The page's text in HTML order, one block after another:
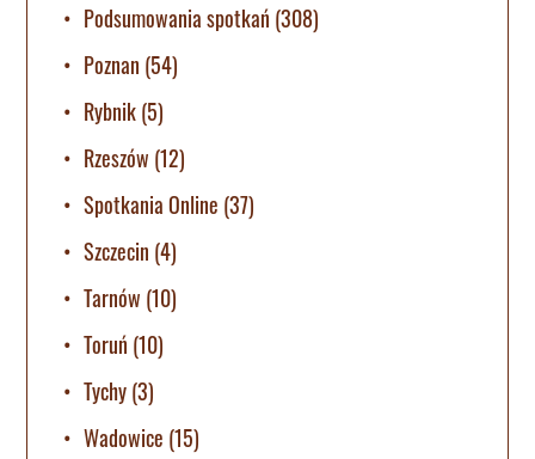
Podsumowania spotkań (308)
Poznan (54)
Rybnik(5)
Rzeszów (12)
Spotkania Online (37)
Szczecin (4)
Tarnów (10)
Toruń (10)
Tychy(3)
Wadowice (15)